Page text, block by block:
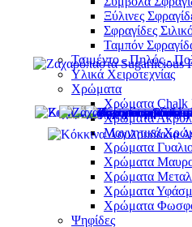
Ξύλινες
Σφραγίδες
Ταμπόν
Τσιμέντο - Πηλός -
Υλικά Χειροτεχνίας
Χρώματα
Χρώματα Chalk
Χρώματα
Μαγνητικά
Χρώματα
Χρώματα
Χρώματα
Χρώματα
Χρώματα
Ψηφίδες